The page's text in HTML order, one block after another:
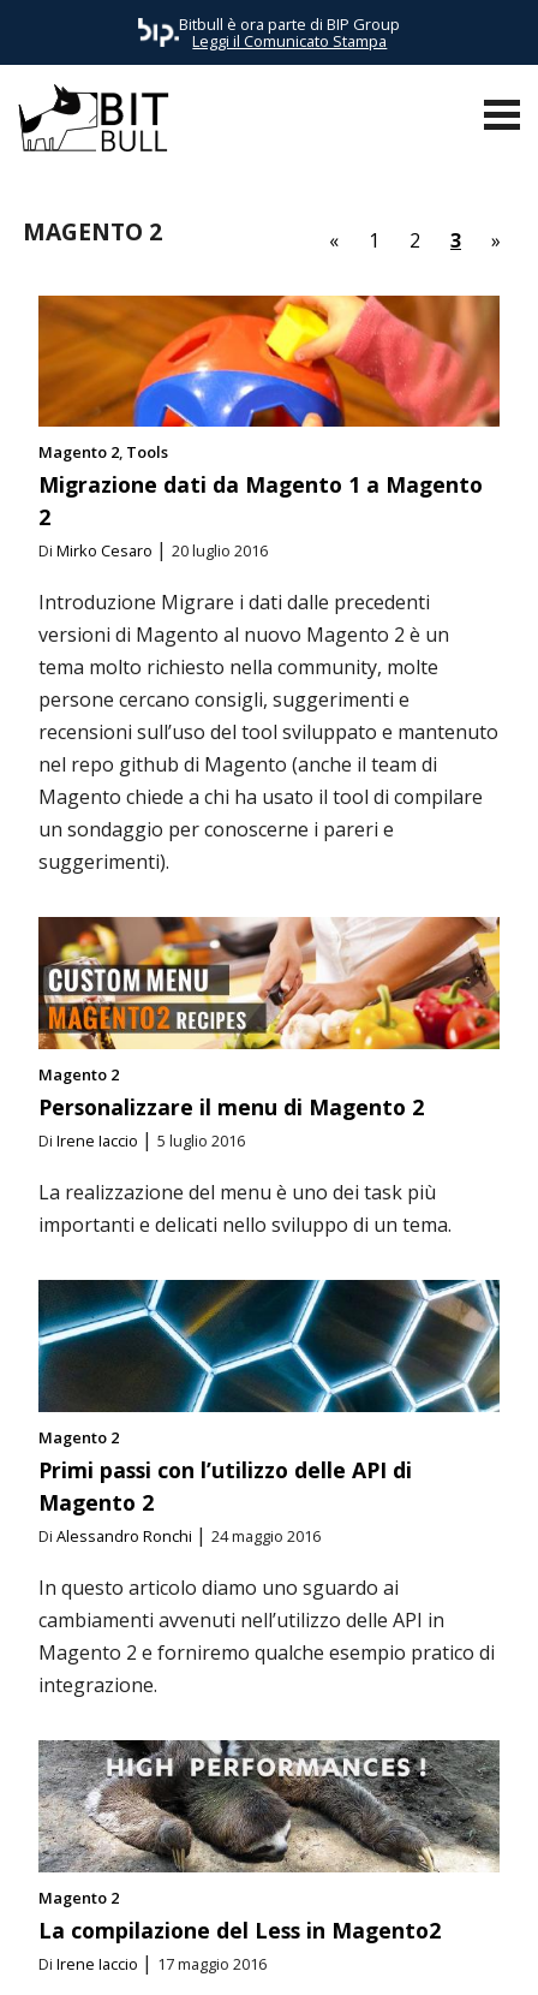
Bitbull è ora parte di BIP Group
Leggi il Comunicato Stampa
TUTTI I POST AWS
MAGENTO 2 « 1 2 3 »
Magento 2 Tools
Migrazione dati da Magento 1 a Magento
2
Di Mirko Cesaro | 20 luglio 2016
Introduzione Migrare i dati dalle precedenti
versioni di Magento al nuovo Magento 2 è un
tema molto richiesto nella community, molte
persone cercano consigli, suggerimenti e
recensioni sull’uso del tool sviluppato e mantenuto
nel repo github di Magento (anche il team di
Magento chiede a chi ha usato il tool di compilare
un sondaggio per conoscerne i pareri e
suggerimenti).
Magento 2
Personalizzare il menu di Magento 2
Di Irene Iaccio | 5 luglio 2016
La realizzazione del menu è uno dei task più
importanti e delicati nello sviluppo di un tema.
Magento 2
Primi passi con l’utilizzo delle API di
Magento 2
Di Alessandro Ronchi | 24 maggio 2016
In questo articolo diamo uno sguardo ai
cambiamenti avvenuti nell’utilizzo delle API in
Magento 2 e forniremo qualche esempio pratico di
integrazione.
Magento 2
La compilazione del Less in Magento2
Di Irene Iaccio | 17 maggio 2016